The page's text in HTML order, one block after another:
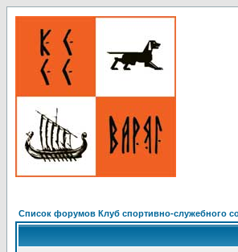
Список форумов Клуб спортивно-служебного